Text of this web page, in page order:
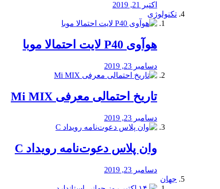
اکتبر 21, 2019
تکنولوژی
هوآوی P40 لایت احتمالا موبا
دسامبر 23, 2019
تاریخ احتمالی معرفی Mi MIX
دسامبر 23, 2019
وان پلاس دعوت‌نامه رویداد C
دسامبر 23, 2019
جهان